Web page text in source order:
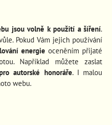
jsou volně k použití a šíření.
Pokud Vám jejich používání
energie oceněním přijaté
Například můžete zaslat
autorské honoráře. I malou
webu.